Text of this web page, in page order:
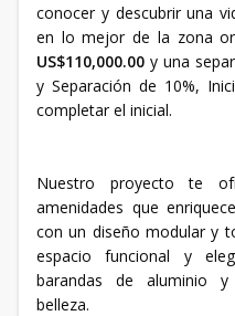
conocer y descubrir una
en lo mejor de la zona
US$110,000.00 y una
y Separación de 10%,
completar el inicial.
Nuestro proyecto te
amenidades que
con un diseño modular y
espacio funcional y
barandas de aluminio
belleza.